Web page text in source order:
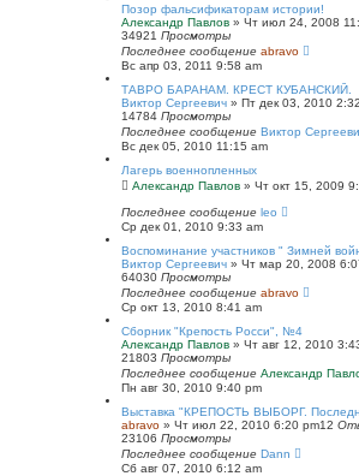
Позор фальсификаторам истории!
Александр Павлов » Чт июл 24, 2008
34921 Просмотры
Последнее сообщение abravo
Вс апр 03, 2011 9:58 am
ТАВРО БАРАНАМ. КРЕСТ КУБАНСКИЙ.
Виктор Сергеевич » Пт дек 03, 2010
14784 Просмотры
Последнее сообщение Виктор
Вс дек 05, 2010 11:15 am
Лагерь военнопленных
Александр Павлов » Чт окт 15, 2009
Последнее сообщение leo
Ср дек 01, 2010 9:33 am
Воспоминание участников " Зимней
Виктор Сергеевич » Чт мар 20, 2008
64030 Просмотры
Последнее сообщение abravo
Ср окт 13, 2010 8:41 am
Сборник "Крепость Росси", №4
Александр Павлов » Чт авг 12, 2010
21803 Просмотры
Последнее сообщение Александр
Пн авг 30, 2010 9:40 pm
Выставка "КРЕПОСТЬ ВЫБОРГ.
abravo » Чт июл 22, 2010 6:20 pm12
23106 Просмотры
Последнее сообщение Dann
Сб авг 07, 2010 6:12 am